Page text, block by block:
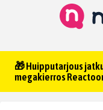
🎁 Huipputarjous
megakierros